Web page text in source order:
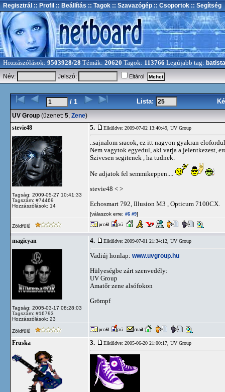
Regisztrál :: Profil :: Beállítás :: Tagok :: Szavazógép :: Csoportok :: Segítség
Hozzászólások: 9503928/28 Témák: 20620 Tagok: 113766 Legújabb tag: batista
Név:
Jelszó: Eltárol
/ 1 Lista:
UV Group (üzenet: 5, Zene)
stevie48
Tagság: 2009-05-27 10:41:33
Tagszám: #74469
Hozzászólások: 14
5. Elküldve: 2009-07-02 13:40:49, UV Group
..sajnalom sracok, ez itt nagyon gyakran
Nem vagytok egyedul, aki varja a jelentkezest,
Szivesen segitenek , ha tudnek.
Ne adjatok fel semmikeppen....
stevie48 < >
Echosmart 792, Illusion M3 , Opticum 7100CX.
[válaszok erre: #6 #9]
Zöldfülű
magicyan
Tagság: 2005-03-17 08:28:03
Tagszám: #16793
Hozzászólások: 23
4. Elküldve: 2009-07-01 21:34:12, UV Group
Vadiúj honlap: www.uvgroup.hu
Hülyeségbe zárt szenvedély:
UV Group
Amatőr zene alsófokon
Grömpf
Zöldfülű
Fruska 3. Elküldve: 2005-06-20 21:00:17, UV Group